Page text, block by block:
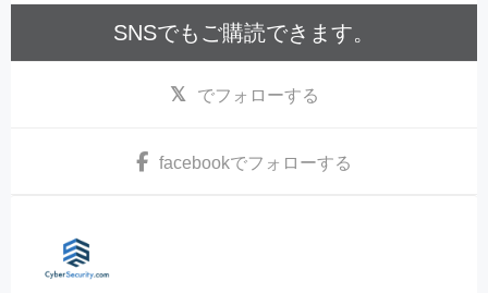
SNSでもご購読できます。
でフォローする
facebookでフォローする